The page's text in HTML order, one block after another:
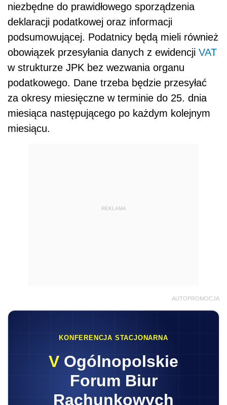
niezbędne do prawidłowego sporządzenia
deklaracji podatkowej oraz informacji
podsumowującej. Podatnicy będą mieli również
obowiązek przesyłania danych z ewidencji VAT
w strukturze JPK bez wezwania organu
podatkowego. Dane trzeba będzie przesyłać
za okresy miesięczne w terminie do 25. dnia
miesiąca następującego po każdym kolejnym
miesiącu.
REKLAMA
AUTOPROMOCJA
KONFERENCJA STACJONARNA
V Ogólnopolskie
Forum Biur
Rachunkowych